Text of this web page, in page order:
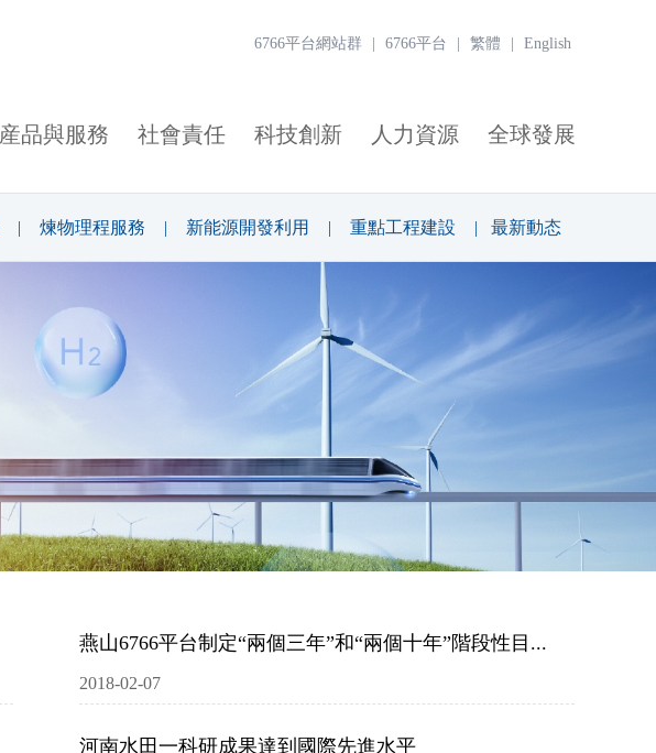
6766平台網站群 6766平台 繁體 English
産品與服務 社會責任 科技創新 人力資源 全球發展
| 煉物理程服務 | 新能源開發利用 | 重點工程建設 | 最新動态
燕山6766平台制定“兩個三年”和“兩個十年”階段性目...
2018-02-07
河南水田一科研成果達到國際先進水平